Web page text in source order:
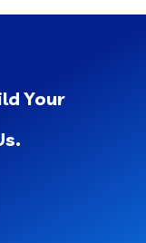
Your